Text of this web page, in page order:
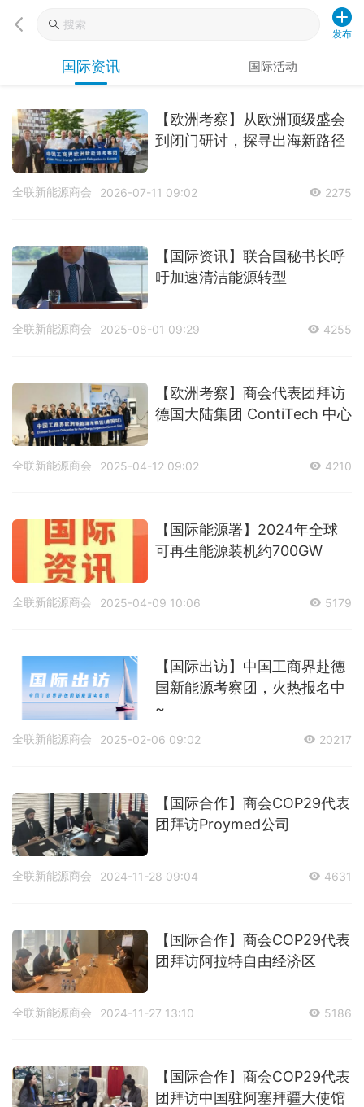
发布
国际资讯 国际活动
【欧洲考察】从欧洲顶级盛会
到闭门研讨，探寻出海新路径
全联新能源商会 2026-07-11 09:02 2275
【国际资讯】联合国秘书长呼
吁加速清洁能源转型
全联新能源商会 2025-08-01 09:29 4255
【欧洲考察】商会代表团拜访
德国大陆集团 ContiTech 中心
全联新能源商会 2025-04-12 09:02 4210
【国际能源署】2024年全球
可再生能源装机约700GW
全联新能源商会 2025-04-09 10:06 5179
【国际出访】中国工商界赴德
国新能源考察团，火热报名中
~
全联新能源商会 2025-02-06 09:02 20217
【国际合作】商会COP29代表
团拜访Proymed公司
全联新能源商会 2024-11-28 09:04 4631
【国际合作】商会COP29代表
团拜访阿拉特自由经济区
全联新能源商会 2024-11-27 13:10 5186
【国际合作】商会COP29代表
团拜访中国驻阿塞拜疆大使馆